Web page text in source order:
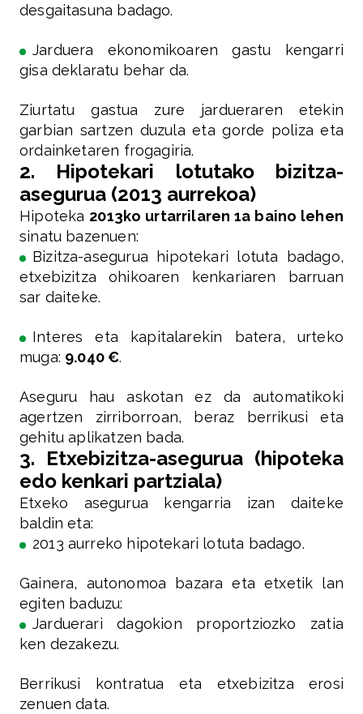
desgaitasuna badago.
Jarduera ekonomikoaren gastu kengarri
gisa deklaratu behar da.
Ziurtatu gastua zure jardueraren etekin
garbian sartzen duzula eta gorde poliza eta
ordainketaren frogagiria.
2. Hipotekari lotutako bizitza-
asegurua (2013 aurrekoa)
Hipoteka 2013ko urtarrilaren 1a baino lehen
sinatu bazenuen:
Bizitza-asegurua hipotekari lotuta badago,
etxebizitza ohikoaren kenkariaren barruan
sar daiteke.
Interes eta kapitalarekin batera, urteko
muga: 9.040 €.
Aseguru hau askotan ez da automatikoki
agertzen zirriborroan, beraz berrikusi eta
gehitu aplikatzen bada.
3. Etxebizitza-asegurua (hipoteka
edo kenkari partziala)
Etxeko asegurua kengarria izan daiteke
baldin eta:
2013 aurreko hipotekari lotuta badago.
Gainera, autonomoa bazara eta etxetik lan
egiten baduzu:
Jarduerari dagokion proportziozko zatia
ken dezakezu.
Berrikusi kontratua eta etxebizitza erosi
zenuen data.